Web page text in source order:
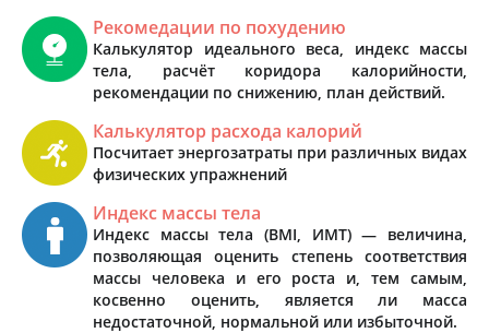
Рекомедации по похудению
Калькулятор идеального веса, индекс массы
тела, расчёт коридора калорийности,
рекомендации по снижению, план действий.
Калькулятор расхода калорий
Посчитает энергозатраты при различных видах
физических упражнений
Индекс массы тела
Индекс массы тела (BMI, ИМТ) — величина,
позволяющая оценить степень соответствия
массы человека и его роста и, тем самым,
косвенно оценить, является ли масса
недостаточной, нормальной или избыточной.